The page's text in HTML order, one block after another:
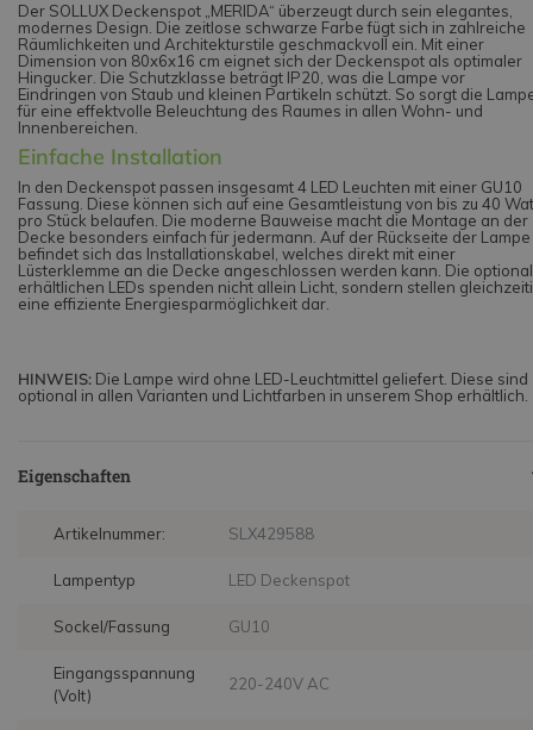
Der SOLLUX Deckenspot „MERIDA“ überzeugt durch sein elegantes,
modernes Design. Die zeitlose schwarze Farbe fügt sich in zahlreiche
Räumlichkeiten und Architekturstile geschmackvoll ein. Mit einer
Dimension von 80x6x16 cm eignet sich der Deckenspot als optimaler
Hingucker. Die Schutzklasse beträgt IP20, was die Lampe vor
Eindringen von Staub und kleinen Partikeln schützt. So sorgt die
für eine effektvolle Beleuchtung des Raumes in allen Wohn- und
Innenbereichen.
Einfache Installation
In den Deckenspot passen insgesamt 4 LED Leuchten mit einer GU10
Fassung. Diese können sich auf eine Gesamtleistung von bis zu 40
pro Stück belaufen. Die moderne Bauweise macht die Montage an der
Decke besonders einfach für jedermann. Auf der Rückseite der Lampe
befindet sich das Installationskabel, welches direkt mit einer
Lüsterklemme an die Decke angeschlossen werden kann. Die optional
erhältlichen LEDs spenden nicht allein Licht, sondern stellen
eine effiziente Energiesparmöglichkeit dar.
HINWEIS: Die Lampe wird ohne LED-Leuchtmittel geliefert. Diese sind
optional in allen Varianten und Lichtfarben in unserem Shop erhältlich.
Eigenschaften
Artikelnummer: SLX429588
Lampentyp LED Deckenspot
Sockel/Fassung GU10
Eingangsspannung
(Volt)
220-240V AC